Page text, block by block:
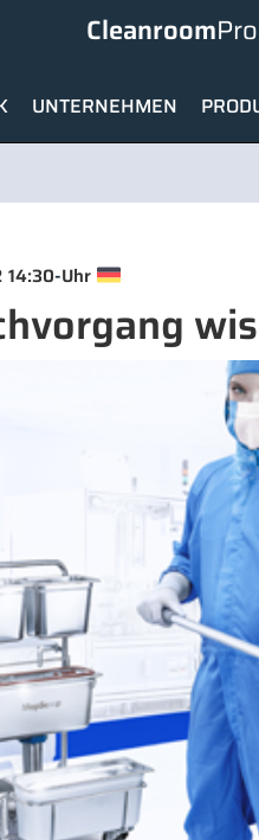
Cleanroom
UNTERNEHMEN
14:30-Uhr